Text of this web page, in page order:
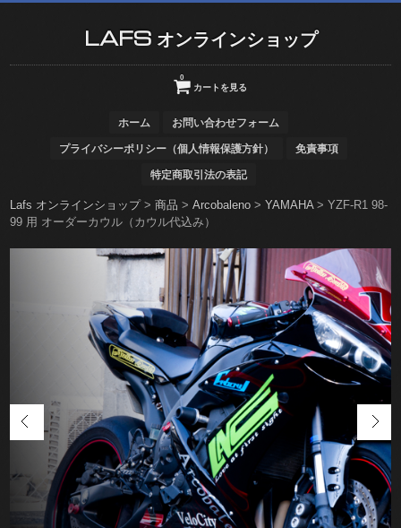
LAFS オンラインショップ
カートを見る
0
ホーム お問い合わせフォーム
プライバシーポリシー（個人情報保護方針） 免責事項
特定商取引法の表記
Lafs オンラインショップ>商品 >Arcobaleno >YAMAHA>YZF-R1 98-
99 用 オーダーカウル（カウル代込み）